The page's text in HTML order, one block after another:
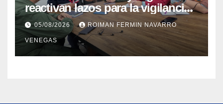
reactivan lazos para la vigilancia
epidemiológica y el control de
enfermedades
05/08/2026 ROIMAN FERMIN NAVARRO
VENEGAS